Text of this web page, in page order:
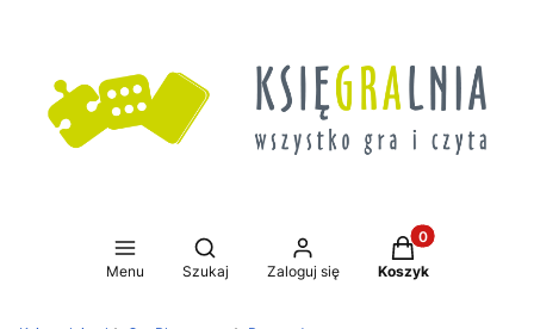
Menu
Otwórz wyszukiwarkę
Szukaj Zaloguj się
Produkty w
Koszyk